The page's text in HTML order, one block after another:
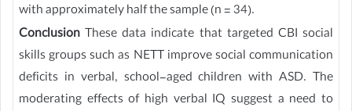
with approximately half the sample (n = 34).
ConclusionThese data indicate that targeted CBI social
skills groups such as NETT improve social communication
deficits in verbal, school-aged children with ASD. The
moderating effects of high verbal IQ suggest a need to